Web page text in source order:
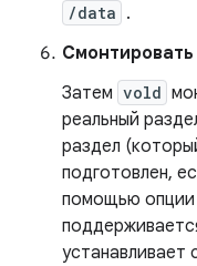
/data .
Смонтировать
Затем vold
реальный
раздел
подготовлен,
помощью опции
устанавливает